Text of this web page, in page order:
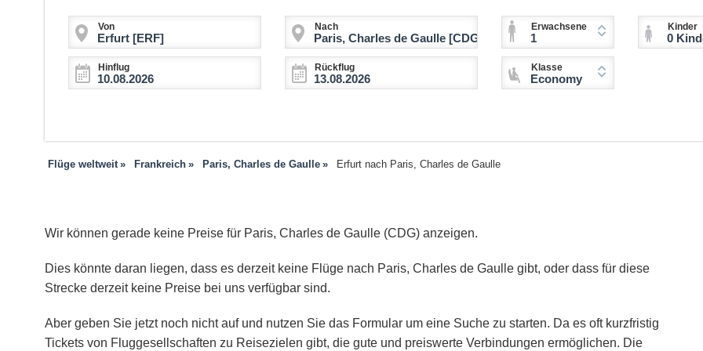
Von Nach
Hinflug Rückflug
Erwachsene
1
Kinder
0 Kinder (2-11
Klasse
Economy
Flüge weltweit Frankreich Paris, Charles de Gaulle Erfurt nach Paris, Charles de Gaulle
Wir können gerade keine Preise für Paris, Charles de Gaulle (CDG) anzeigen.
Dies könnte daran liegen, dass es derzeit keine Flüge nach Paris, Charles de Gaulle gibt, oder dass für diese
Strecke derzeit keine Preise bei uns verfügbar sind.
Aber geben Sie jetzt noch nicht auf und nutzen Sie das Formular um eine Suche zu starten. Da es oft kurzfristig
Tickets von Fluggesellschaften zu Reisezielen gibt, die gute und preiswerte Verbindungen ermöglichen. Die